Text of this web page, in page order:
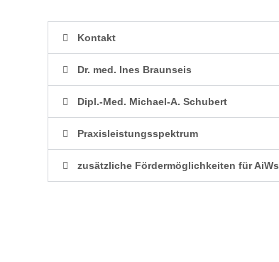
Kontakt
Dr. med. Ines Braunseis
Dipl.-Med. Michael-A. Schubert
Praxisleistungsspektrum
zusätzliche Fördermöglichkeiten für AiWs